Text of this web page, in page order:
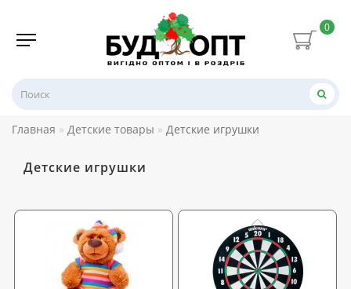
0
Главная Детские товары Детские игрушки
Детские игрушки